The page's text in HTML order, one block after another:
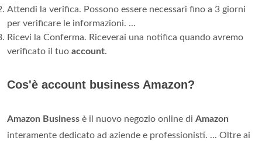
Attendi la verifica. Possono essere necessari fino a 3 giorni
per verificare le informazioni. ...
Ricevi la Conferma. Riceverai una notifica quando avremo
verificato il tuo account.
Cos'è account business Amazon?
Amazon Business è il nuovo negozio online di Amazon
interamente dedicato ad aziende e professionisti. ... Oltre ai